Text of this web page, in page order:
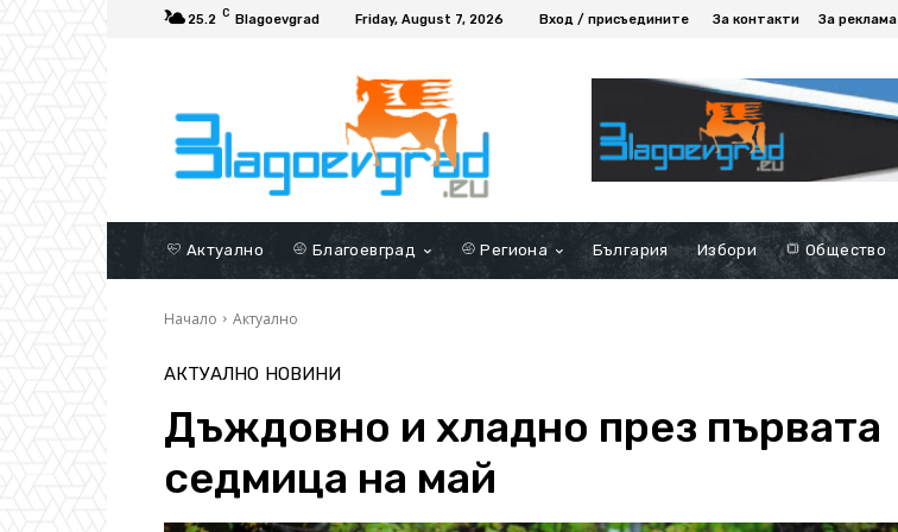
25.2 C Blagoevgrad Friday, August 7, 2026 Вход / присъедините За контакти За реклама
Актуално Благоевград Региона България Избори Общество
Начало Актуално
АКТУАЛНО НОВИНИ
Дъждовно и хладно през първата
седмица на май